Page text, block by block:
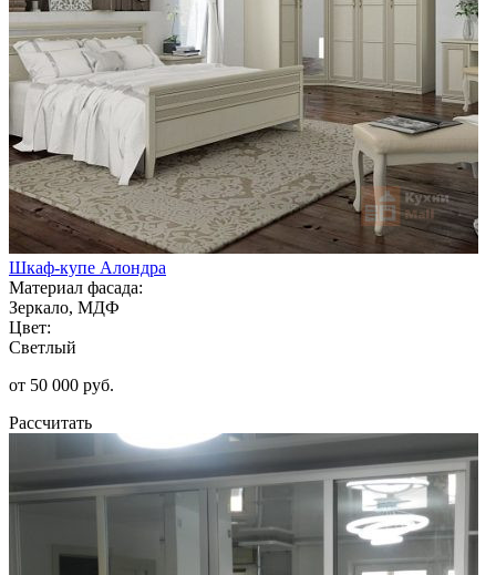
Шкаф-купе Алондра
Материал фасада:
Зеркало, МДФ
Цвет:
Светлый
от 50 000 руб.
Рассчитать